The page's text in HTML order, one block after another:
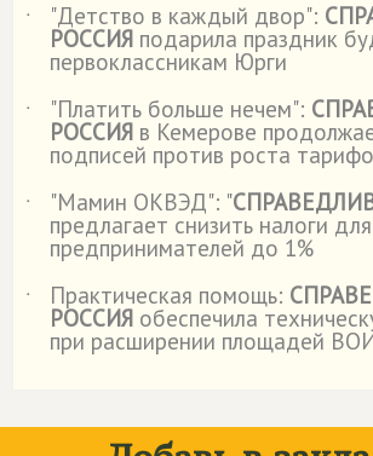
˙
"Детство в каждый двор":
РОССИЯ подарила праздник
первоклассникам Юрги
˙
"Платить больше нечем":
РОССИЯ в Кемерове
подписей против роста
˙
"Мамин ОКВЭД": "
предлагает снизить налоги
предпринимателей до 1%
˙
Практическая помощь:
РОССИЯ обеспечила
при расширении площадей